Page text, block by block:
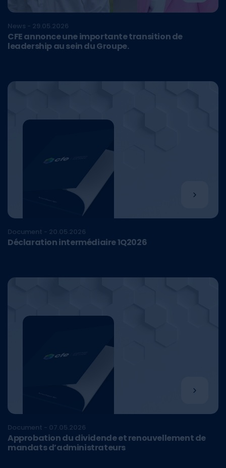
News - 29.05.2026
CFE annonce une importante transition de
leadership au sein du Groupe.
Document - 20.05.2026
Déclaration intermédiaire 1Q2026
Document - 07.05.2026
Approbation du dividende et renouvellement de
mandats d’administrateurs